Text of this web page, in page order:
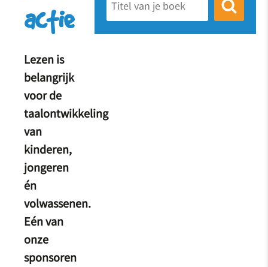
actie
Lezen is
belangrijk
voor de
taalontwikkeling
van
kinderen,
jongeren
én
volwassenen.
Eén van
onze
sponsoren